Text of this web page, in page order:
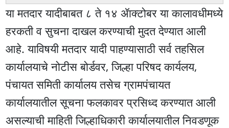
या मतदार यादीबाबत ८ ते १४ ॲाक्टोबर या कालावधीमध्ये
हरकती व सुचना दाखल करण्याची मुदत देण्यात आली
आहे. याविषयी मतदार यादी पाहण्यासाठी सर्व तहसिल
कार्यालयाचे नोटीस बोर्डवर, जिल्हा परिषद कार्यलय,
पंचायत समिती कार्यालय तसेच ग्रामपंचायत
कार्यालयातील सूचना फलकावर प्रसिध्द करण्यात आली
असल्याची माहिती जिल्हाधिकारी कार्यालयातील निवडणूक